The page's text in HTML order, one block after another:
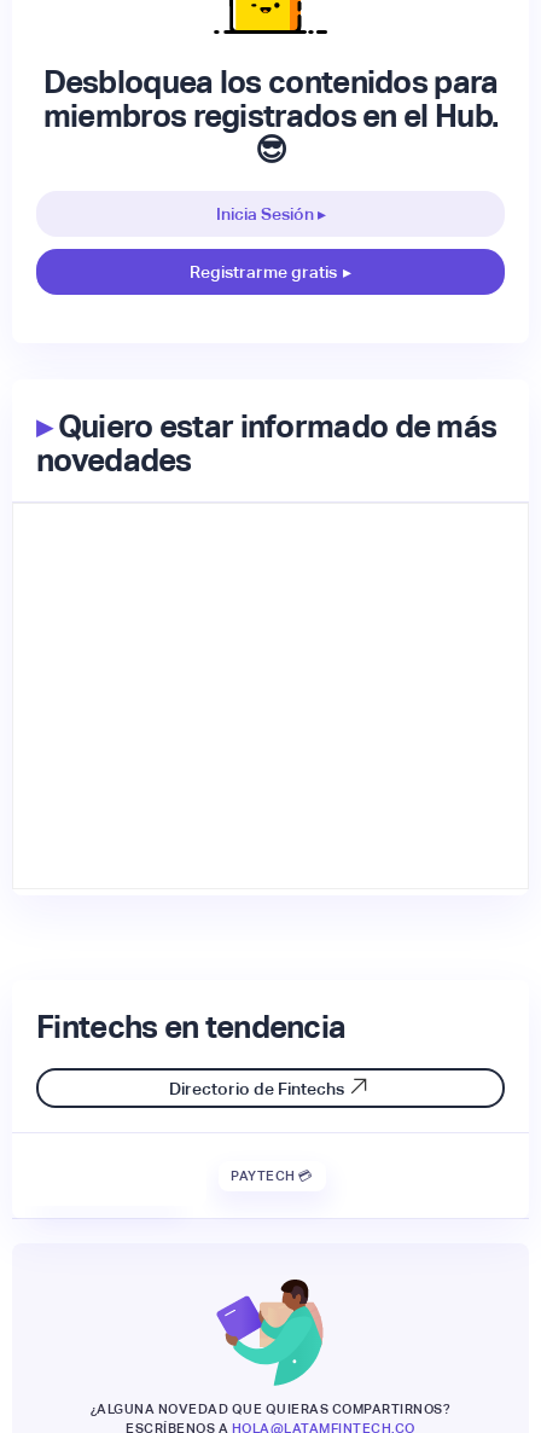
Desbloquea los contenidos para
miembros registrados en el Hub.
😎
Inicia Sesión ▸
Registrarme gratis ▸
▸Quiero estar informado de más
novedades
Fintechs en tendencia
Directorio de Fintechs
PAYTECH 💳
¿ALGUNA NOVEDAD QUE QUIERAS COMPARTIRNOS?
ESCRÍBENOS A HOLA@LATAMFINTECH.CO